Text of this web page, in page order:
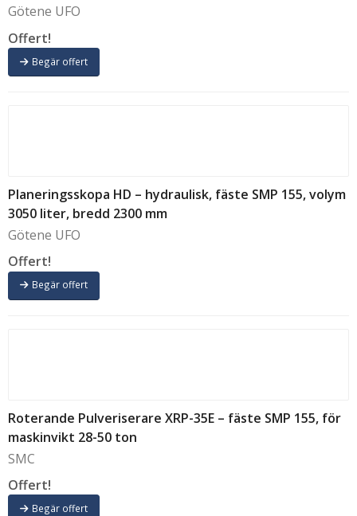
Götene UFO
Offert!
Begär offert
Planeringsskopa HD – hydraulisk, fäste SMP 155, volym
3050 liter, bredd 2300 mm
Götene UFO
Offert!
Begär offert
Roterande Pulveriserare XRP-35E – fäste SMP 155, för
maskinvikt 28-50 ton
SMC
Offert!
Begär offert